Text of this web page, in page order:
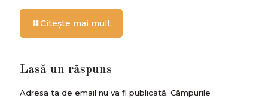
Citește mai mult
Lasă un răspuns
Adresa ta de email nu va fi publicată. Câmpurile